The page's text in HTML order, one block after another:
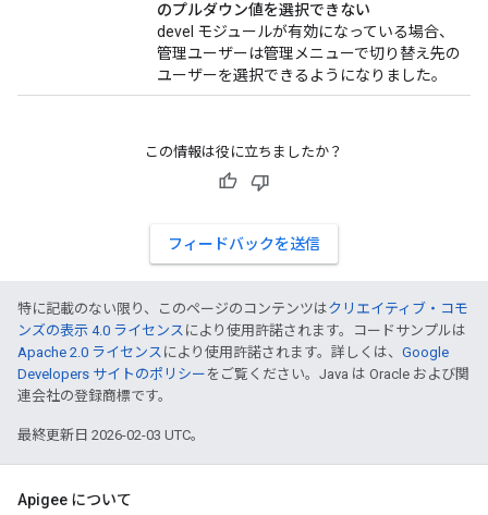
のプルダウン値を選択できない
devel モジュールが有効になっている場合、
管理ユーザーは管理メニューで切り替え先の
ユーザーを選択できるようになりました。
この情報は役に立ちましたか？
フィードバックを送信
特に記載のない限り、このページのコンテンツはクリエイティブ・コモ
ンズの表示 4.0 ライセンス により使用許諾されます。コードサンプルは
Apache 2.0 ライセンス により使用許諾されます。詳しくは、 Google
Developers サイトのポリシー をご覧ください。Java は Oracle および関
連会社の登録商標です。
最終更新日 2026-02-03 UTC。
Apigee について